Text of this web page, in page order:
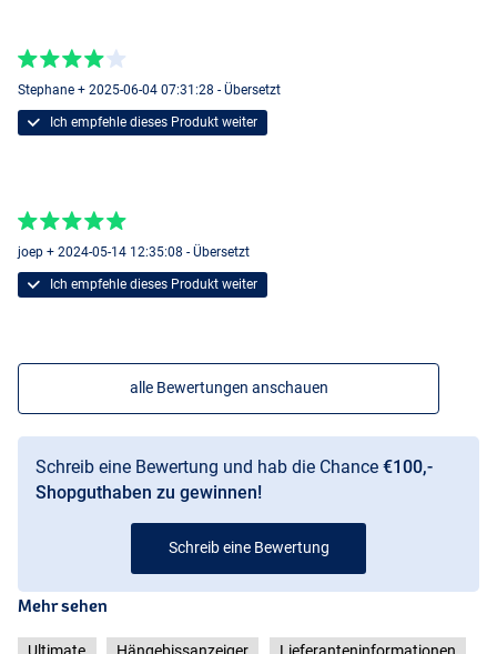
Stephane + 2025-06-04 07:31:28 - Übersetzt
Ich empfehle dieses Produkt weiter
joep + 2024-05-14 12:35:08 - Übersetzt
Ich empfehle dieses Produkt weiter
alle Bewertungen anschauen
Schreib eine Bewertung und hab die Chance €100,-
Shopguthaben zu gewinnen!
Schreib eine Bewertung
Mehr sehen